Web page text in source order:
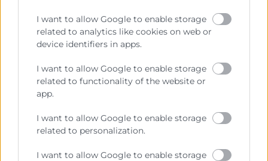
I want to allow Google to enable storage
related to analytics like cookies on web or
device identifiers in apps.
I want to allow Google to enable storage
related to functionality of the website or
app.
I want to allow Google to enable storage
related to personalization.
I want to allow Google to enable storage
Consulta tu crédito
formativo
Solicita tu ayuda